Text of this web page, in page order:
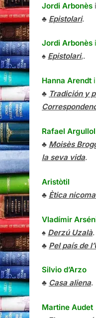
Jordi Arbonès i
♣ Epistolari.
Jordi Arbonès i
♠ Epistolari,.
Hanna Arendt i
♣ Tradición y
Rafael Argullol
♣ Moisès
la seva vida.
Aristòtil
♣ Ètica
Vladímir
♠ Derzú Uzalà.
♣ Pel país de
Silvio d’Arzo
♣ Casa aliena.
Martine Audet